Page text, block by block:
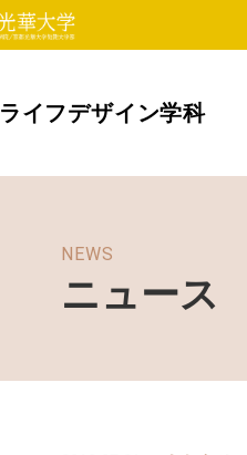
ライフデザイン学科
NEWS
ニュース